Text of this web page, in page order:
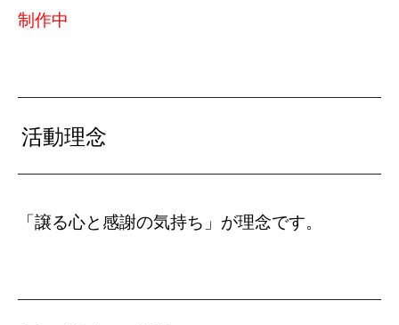
制作中
活動理念
「譲る心と感謝の気持ち」が理念です。